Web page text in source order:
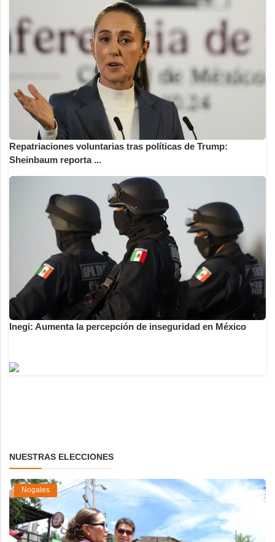
Repatriaciones voluntarias tras políticas de Trump:
Sheinbaum reporta ...
Inegi: Aumenta la percepción de inseguridad en México
NUESTRAS ELECCIONES
Nogales